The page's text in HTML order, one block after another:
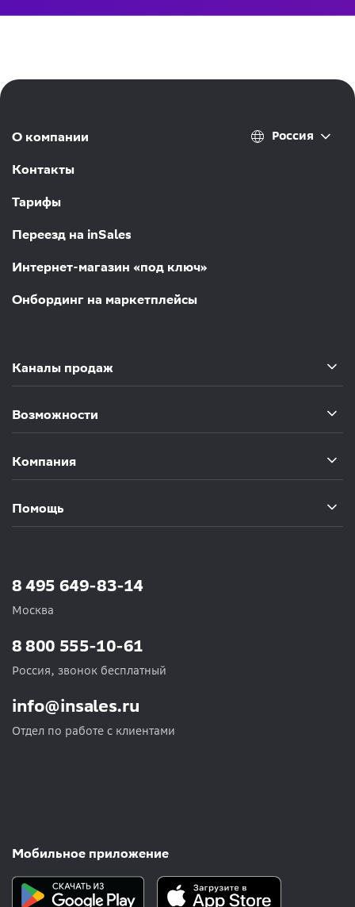
О компании
Контакты
Тарифы
Переезд на inSales
Интернет-магазин «под ключ»
Онбординг на маркетплейсы
Россия
Каналы продаж
Возможности
Компания
Помощь
8 495 649-83-14
Москва
info@insales.ru
Отдел по работе с клиентами
8 800 555-10-61
Россия, звонок бесплатный
Мобильное приложение